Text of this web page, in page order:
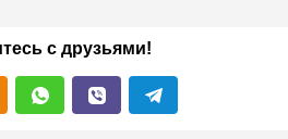
с друзьями!